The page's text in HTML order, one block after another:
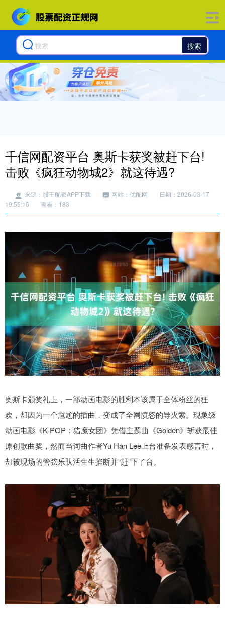
搜索
千信网配资平台 奥斯卡获奖被赶下台!
击败《疯狂动物城2》就这待遇?
来源：股王配资APP下载 网站：优配网
日期：2026-03-17
19:55:16
查看：183
奥斯卡颁奖礼上，一部动画电影的胜利本该属于全体粉丝的狂
欢，却因为一个尴尬的插曲，变成了全网愤怒的导火索。现象级
动画电影《K-POP：猎魔女团》凭借主题曲《Golden》斩获最佳
原创歌曲奖，然而当词曲作者Yu Han Lee上台准备发表感言时，
却被现场的管弦乐队活生生掐断并“赶”下了台。